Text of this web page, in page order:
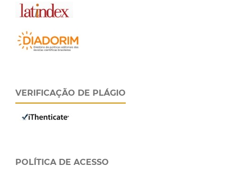
VERIFICAÇÃO DE PLÁGIO
POLÍTICA DE ACESSO